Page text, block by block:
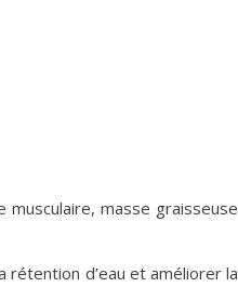
masse graisseuse
d’eau et améliorer la